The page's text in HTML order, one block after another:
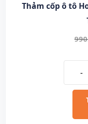
Thảm cốp ô tô
-